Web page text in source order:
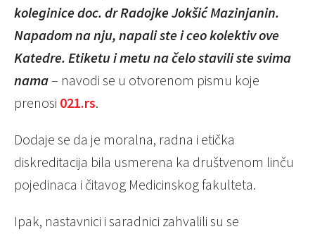
koleginice doc. dr Radojke Jokšić Mazinjanin.
Napadom na nju, napali ste i ceo kolektiv ove
Katedre. Etiketu i metu na čelo stavili ste svima
nama– navodi se u otvorenom pismu koje
prenosi 021.rs.
Dodaje se da je moralna, radna i etička
diskreditacija bila usmerena ka društvenom linču
pojedinaca i čitavog Medicinskog fakulteta.
Ipak, nastavnici i saradnici zahvalili su se